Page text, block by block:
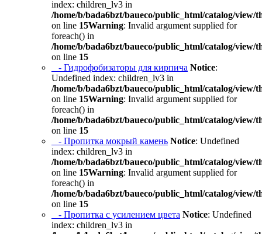
index: children_lv3 in
/home/b/bada6bzt/baueco/public_html/catalog/view/
on line 15Warning: Invalid argument supplied for
foreach() in
/home/b/bada6bzt/baueco/public_html/catalog/view/
on line 15
- Гидрофобизаторы для кирпича Notice:
Undefined index: children_lv3 in
/home/b/bada6bzt/baueco/public_html/catalog/view/
on line 15Warning: Invalid argument supplied for
foreach() in
/home/b/bada6bzt/baueco/public_html/catalog/view/
on line 15
- Пропитка мокрый камень Notice: Undefined
index: children_lv3 in
/home/b/bada6bzt/baueco/public_html/catalog/view/
on line 15Warning: Invalid argument supplied for
foreach() in
/home/b/bada6bzt/baueco/public_html/catalog/view/
on line 15
- Пропитка с усилением цвета Notice: Undefined
index: children_lv3 in